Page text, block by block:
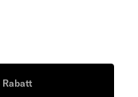
Rabatt